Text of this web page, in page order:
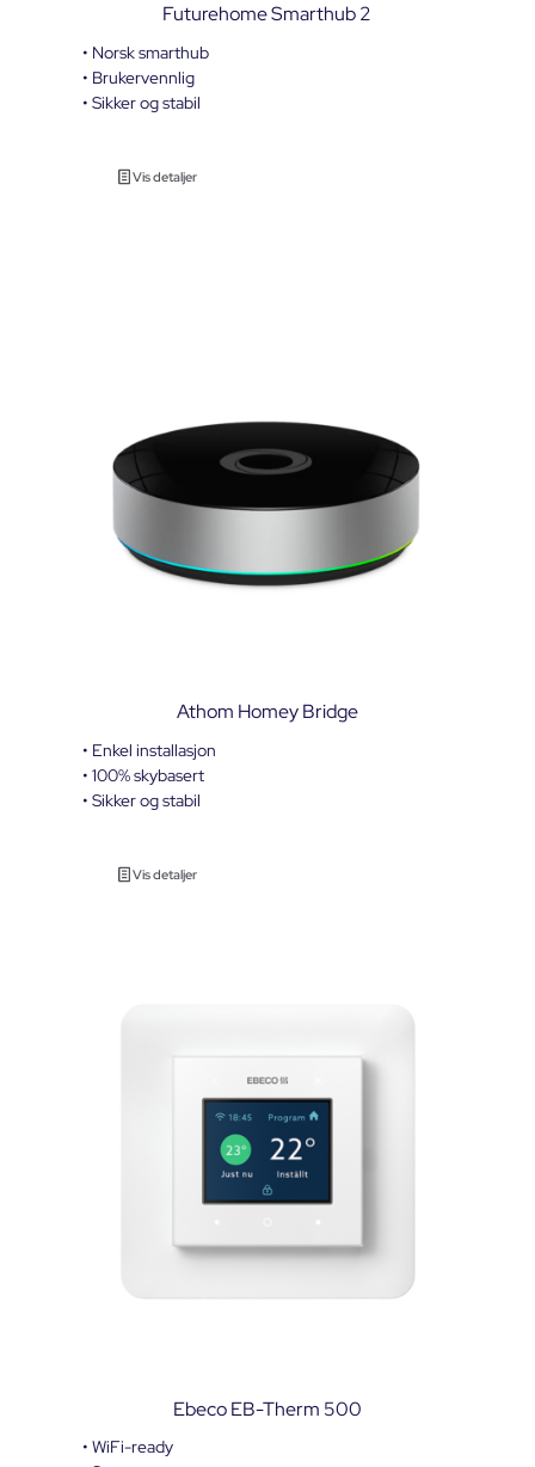
Futurehome Smarthub 2
• Norsk smarthub
• Brukervennlig
• Sikker og stabil
Vis detaljer
Athom Homey Bridge
• Enkel installasjon
• 100% skybasert
• Sikker og stabil
Vis detaljer
Ebeco EB-Therm 500
• WiFi-ready